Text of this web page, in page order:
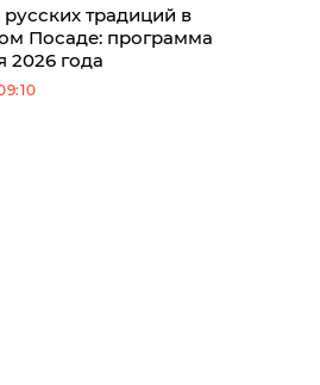
традиций в
Посаде: программа
2026 года